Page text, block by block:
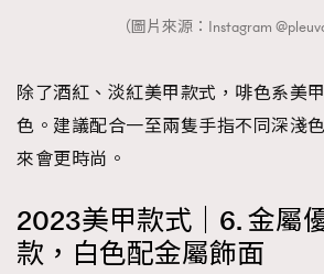
（圖片來源：Instagram
除了酒紅、淡紅美甲款式，啡色系美
色。建議配合一至兩隻手指不同深淺
來會更時尚。
2023美甲款式｜6. 金屬
款，白色配金屬飾面